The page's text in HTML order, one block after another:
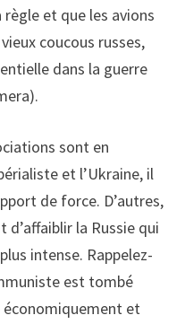
règle et que les avions
coucous russes,
dans la guerre
sont en
et l’Ukraine, il
de force. D’autres,
d’affaiblir la Russie qui
intense. Rappelez-
est tombé
économiquement et